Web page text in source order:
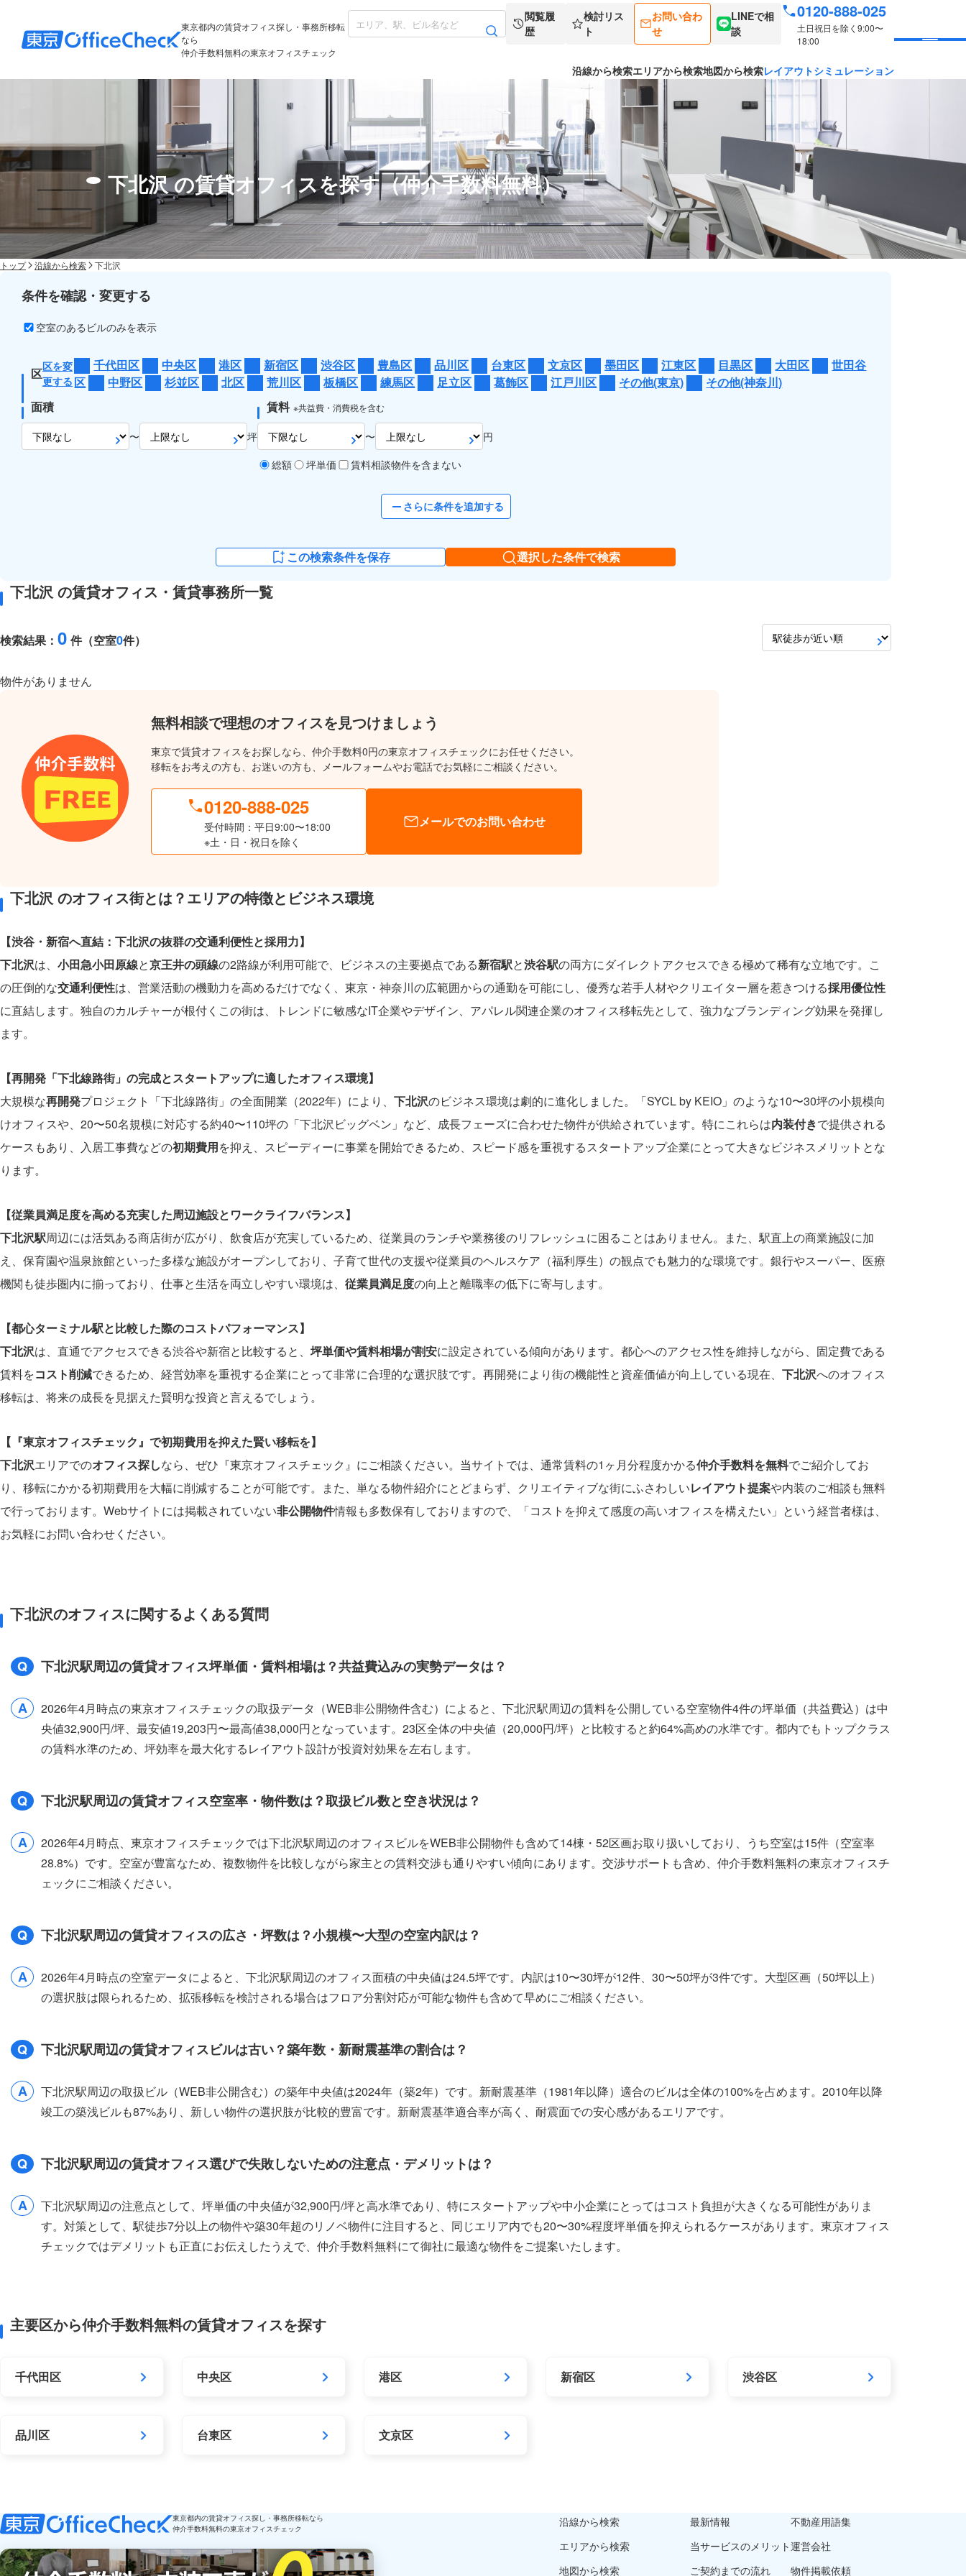
東京都内の賃貸オフィス探し・事務所移転
なら
仲介手数料無料の東京オフィスチェック
閲覧履
歴
検討リス
ト
お問い合わ
せ
LINEで相
談
0120-888-025
土日祝日を除く9:00〜
18:00
沿線から検索エリアから検索地図から検索レイアウトシミュレーション
下北沢 の賃貸オフィスを探す（仲介手数料無料）
トップ 沿線から検索 下北沢
条件を確認・変更する
空室のあるビルのみを表示
区区を変
更する
千代田区 中央区 港区 新宿区 渋谷区 豊島区 品川区 台東区 文京区 墨田区 江東区 目黒区 大田区
世田谷
区
中野区 杉並区 北区 荒川区 板橋区 練馬区 足立区 葛飾区 江戸川区 その他(東京)
その他(神奈川)
面積
〜 坪
賃料 ※共益費・消費税を含む
〜
円
総額
坪単価 賃料相談物件を含まない
さらに条件を追加する
この検索条件を保存 選択した条件で検索
下北沢 の賃貸オフィス・賃貸事務所一覧
検索結果： 0 件（空室0件）
物件がありません
無料相談で理想のオフィスを見つけましょう
東京で賃貸オフィスをお探しなら、仲介手数料0円の東京オフィスチェックにお任せください。
移転をお考えの方も、お迷いの方も、メールフォームやお電話でお気軽にご相談ください。
0120-888-025
受付時間：平日9:00〜18:00
※土・日・祝日を除く
メールでのお問い合わせ
下北沢 のオフィス街とは？エリアの特徴とビジネス環境
【渋谷・新宿へ直結：下北沢の抜群の交通利便性と採用力】
下北沢は、 小田急小田原線と京王井の頭線の2路線が利用可能で、ビジネスの主要拠点である新宿駅と渋谷駅の両方にダイレクトアクセスできる極めて稀有な立地です。こ
の圧倒的な交通利便性は、営業活動の機動力を高めるだけでなく、東京・神奈川の広範囲からの通勤を可能にし、優秀な若手人材やクリエイター層を惹きつける採用優位性
に直結します。独自のカルチャーが根付くこの街は、トレンドに敏感なIT企業やデザイン、アパレル関連企業のオフィス移転先として、強力なブランディング効果を発揮し
ます。
【再開発「下北線路街」の完成とスタートアップに適したオフィス環境】
大規模な再開発プロジェクト「下北線路街」の全面開業（2022年）により、 下北沢のビジネス環境は劇的に進化しました。「SYCL by KEIO」のような10〜30坪の小規模向
けオフィスや、20〜50名規模に対応する約40〜110坪の「下北沢ビッグベン」など、成長フェーズに合わせた物件が供給されています。特にこれらは内装付きで提供される
ケースもあり、入居工事費などの初期費用を抑え、スピーディーに事業を開始できるため、スピード感を重視するスタートアップ企業にとって大きなビジネスメリットとな
ります。
【従業員満足度を高める充実した周辺施設とワークライフバランス】
下北沢駅周辺には活気ある商店街が広がり、飲食店が充実しているため、従業員のランチや業務後のリフレッシュに困ることはありません。また、駅直上の商業施設に加
え、保育園や温泉旅館といった多様な施設がオープンしており、子育て世代の支援や従業員のヘルスケア（福利厚生）の観点でも魅力的な環境です。銀行やスーパー、医療
機関も徒歩圏内に揃っており、仕事と生活を両立しやすい環境は、 従業員満足度の向上と離職率の低下に寄与します。
【都心ターミナル駅と比較した際のコストパフォーマンス】
下北沢は、直通でアクセスできる渋谷や新宿と比較すると、 坪単価や賃料相場が割安に設定されている傾向があります。都心へのアクセス性を維持しながら、固定費である
賃料をコスト削減できるため、経営効率を重視する企業にとって非常に合理的な選択肢です。再開発により街の機能性と資産価値が向上している現在、 下北沢へのオフィス
移転は、将来の成長を見据えた賢明な投資と言えるでしょう。
【『東京オフィスチェック』で初期費用を抑えた賢い移転を】
下北沢エリアでのオフィス探しなら、ぜひ『東京オフィスチェック』にご相談ください。当サイトでは、通常賃料の1ヶ月分程度かかる仲介手数料を無料でご紹介してお
り、移転にかかる初期費用を大幅に削減することが可能です。また、単なる物件紹介にとどまらず、クリエイティブな街にふさわしいレイアウト提案や内装のご相談も無料
で行っております。Webサイトには掲載されていない非公開物件情報も多数保有しておりますので、「コストを抑えて感度の高いオフィスを構えたい」という経営者様は、
お気軽にお問い合わせください。
下北沢のオフィスに関するよくある質問
Q 下北沢駅周辺の賃貸オフィス坪単価・賃料相場は？共益費込みの実勢データは？
A
2026年4月時点の東京オフィスチェックの取扱データ（WEB非公開物件含む）によると、下北沢駅周辺の賃料を公開している空室物件4件の坪単価（共益費込）は中
央値32,900円/坪、最安値19,203円〜最高値38,000円となっています。23区全体の中央値（20,000円/坪）と比較すると約64%高めの水準です。都内でもトップクラス
の賃料水準のため、坪効率を最大化するレイアウト設計が投資対効果を左右します。
Q 下北沢駅周辺の賃貸オフィス空室率・物件数は？取扱ビル数と空き状況は？
A
2026年4月時点、東京オフィスチェックでは下北沢駅周辺のオフィスビルをWEB非公開物件も含めて14棟・52区画お取り扱いしており、うち空室は15件（空室率
28.8%）です。空室が豊富なため、複数物件を比較しながら家主との賃料交渉も通りやすい傾向にあります。交渉サポートも含め、仲介手数料無料の東京オフィスチ
ェックにご相談ください。
Q 下北沢駅周辺の賃貸オフィスの広さ・坪数は？小規模〜大型の空室内訳は？
A
2026年4月時点の空室データによると、下北沢駅周辺のオフィス面積の中央値は24.5坪です。内訳は10〜30坪が12件、30〜50坪が3件です。大型区画（50坪以上）
の選択肢は限られるため、拡張移転を検討される場合はフロア分割対応が可能な物件も含めて早めにご相談ください。
Q 下北沢駅周辺の賃貸オフィスビルは古い？築年数・新耐震基準の割合は？
A
下北沢駅周辺の取扱ビル（WEB非公開含む）の築年中央値は2024年（築2年）です。新耐震基準（1981年以降）適合のビルは全体の100%を占めます。2010年以降
竣工の築浅ビルも87%あり、新しい物件の選択肢が比較的豊富です。新耐震基準適合率が高く、耐震面での安心感があるエリアです。
Q 下北沢駅周辺の賃貸オフィス選びで失敗しないための注意点・デメリットは？
A
下北沢駅周辺の注意点として、坪単価の中央値が32,900円/坪と高水準であり、特にスタートアップや中小企業にとってはコスト負担が大きくなる可能性がありま
す。対策として、駅徒歩7分以上の物件や築30年超のリノベ物件に注目すると、同じエリア内でも20〜30%程度坪単価を抑えられるケースがあります。東京オフィス
チェックではデメリットも正直にお伝えしたうえで、仲介手数料無料にて御社に最適な物件をご提案いたします。
主要区から仲介手数料無料の賃貸オフィスを探す
千代田区 中央区 港区 新宿区 渋谷区
品川区 台東区 文京区
東京都内の賃貸オフィス探し・事務所移転なら
仲介手数料無料の東京オフィスチェック
沿線から検索
エリアから検索
地図から検索
最新情報
当サービスのメリット
ご契約までの流れ
不動産用語集
運営会社
物件掲載依頼